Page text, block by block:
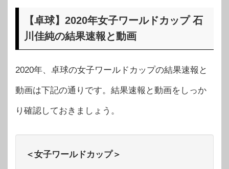
【卓球】2020年女子ワールドカップ 石
川佳純の結果速報と動画
2020年、卓球の女子ワールドカップの結果速報と
動画は下記の通りです。結果速報と動画をしっか
り確認しておきましょう。
＜女子ワールドカップ＞